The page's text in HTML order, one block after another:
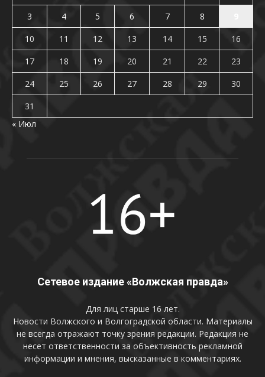
3
4 5 6 7 8
10
11 12 13 14 15
16
17
18 19 20 21 22
23
24
25 26 27 28 29
30
31
« Июл
Сетевое издание «Волжская правда»
Для лиц старше 16 лет.
Новости Волжского и Волгоградской области. Материалы
не всегда отражают точку зрения редакции. Редакция не
несет ответственности за объективность рекламной
информации и мнения, высказанные в комментариях.